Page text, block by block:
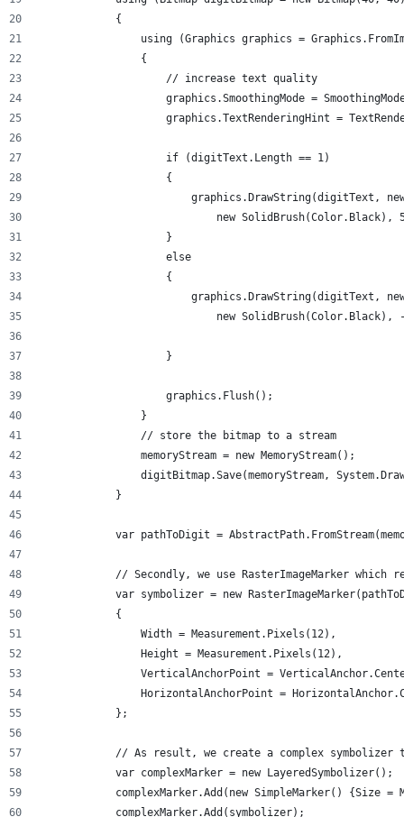
            {
using (Graphics graphics =
                {
                    // increase text quality
graphics.SmoothingMode =
graphics.TextRenderingHint =
                    if (digitText.Length == 1)
                    {
graphics.DrawString(digitText,
new SolidBrush(Color.Black),
                    }
                    else
                    {
graphics.DrawString(digitText,
new SolidBrush(Color.Black),
                    }
                    graphics.Flush();
                }
                // store the bitmap to a stream
                memoryStream = new MemoryStream();
digitBitmap.Save(memoryStream,
            }
var pathToDigit =
// Secondly, we use RasterImageMarker which
var symbolizer = new
            {
                Width = Measurement.Pixels(12),
                Height = Measurement.Pixels(12),
VerticalAnchorPoint =
HorizontalAnchorPoint =
            };
// As result, we create a complex symbolizer
            var complexMarker = new LayeredSymbolizer();
complexMarker.Add(new SimpleMarker() {Size =
            complexMarker.Add(symbolizer);